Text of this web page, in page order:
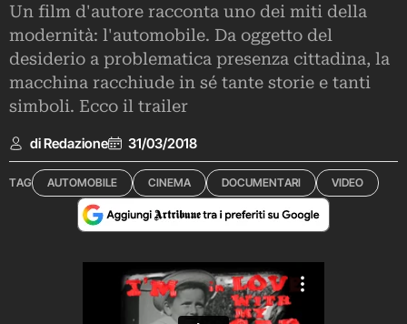
Un film d'autore racconta uno dei miti della
modernità: l'automobile. Da oggetto del
desiderio a problematica presenza cittadina, la
macchina racchiude in sé tante storie e tanti
simboli. Ecco il trailer
di Redazione 31/03/2018
TAG AUTOMOBILE CINEMA DOCUMENTARI VIDEO